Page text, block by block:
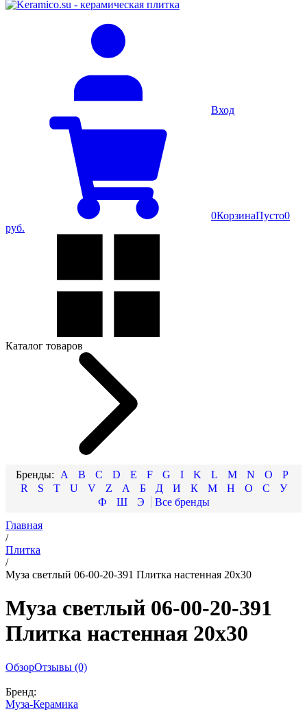
Вход
0КорзинаПусто0
руб.
Каталог товаров
A B C D E F G I K L M N O
P
R
S T U V Z А Б Д И К М Н О С
У
Ф
Ш
Э
Главная
/
Плитка
/
Муза светлый 06-00-20-391 Плитка настенная 20х30
Муза светлый 06-00-20-391
Плитка настенная 20х30
ОбзорОтзывы (0)
Бренд:
Муза-Керамика